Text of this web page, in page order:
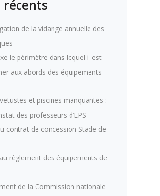
de la vidange annuelle des
le périmètre dans lequel il est
aux abords des équipements
et piscines manquantes :
des professeurs d’EPS
contrat de concession Stade de
règlement des équipements de
de la Commission nationale